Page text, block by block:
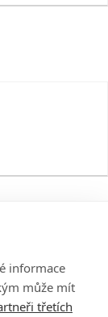
informace
může mít
třetích